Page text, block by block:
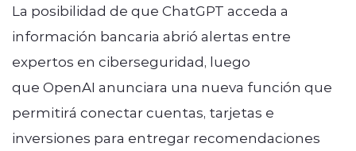
La posibilidad de que ChatGPT acceda a
información bancaria abrió alertas entre
expertos en ciberseguridad, luego
que OpenAI anunciara una nueva función que
permitirá conectar cuentas, tarjetas e
inversiones para entregar recomendaciones